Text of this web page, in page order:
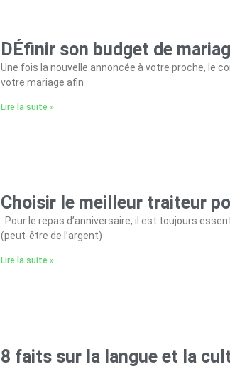
DÉfinir son budget de
Une fois la nouvelle annoncée à votre proche, le
votre mariage afin
Lire la suite »
Choisir le meilleur traiteur
Pour le repas d’anniversaire, il est toujours
(peut-être de l’argent)
Lire la suite »
8 faits sur la langue et la